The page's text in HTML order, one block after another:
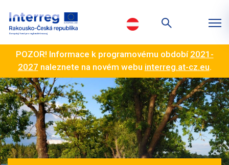
POZOR! Informace k programovému období 2021-
2027 naleznete na novém webu interreg.at-cz.eu.